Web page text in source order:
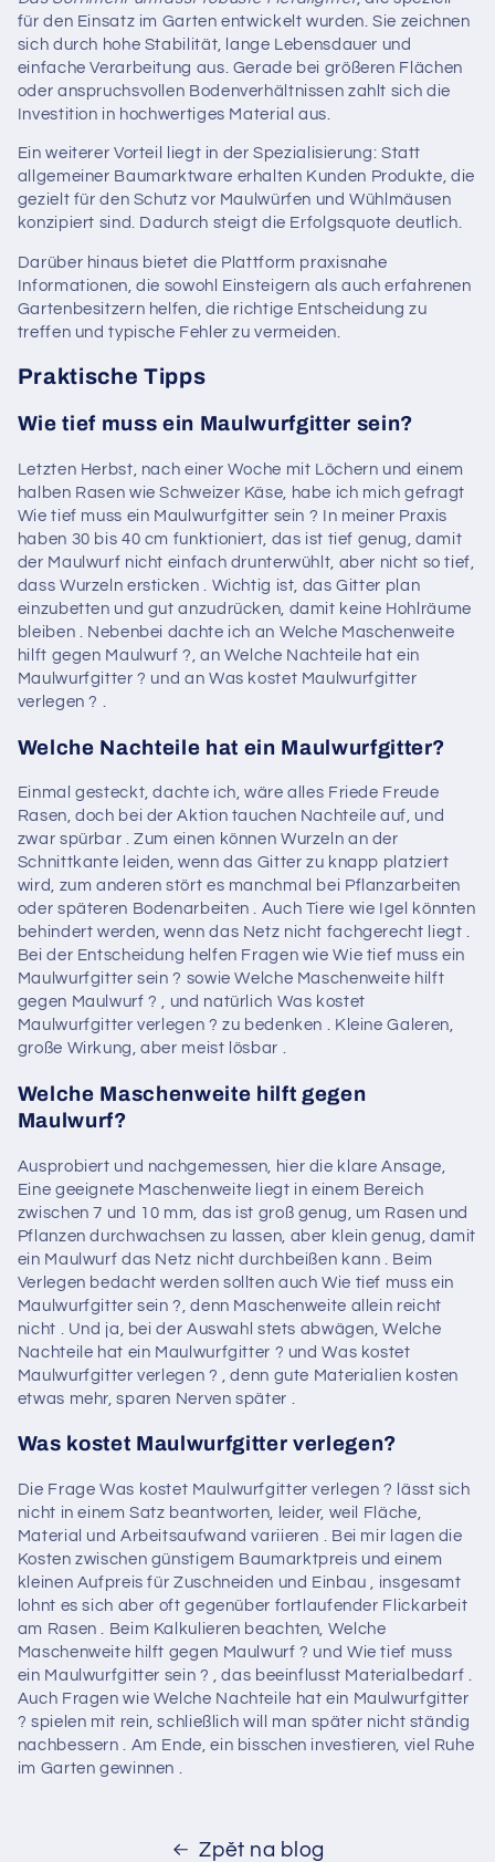
für den Einsatz im Garten entwickelt wurden. Sie zeichnen
sich durch hohe Stabilität, lange Lebensdauer und
einfache Verarbeitung aus. Gerade bei größeren Flächen
oder anspruchsvollen Bodenverhältnissen zahlt sich die
Investition in hochwertiges Material aus.
Ein weiterer Vorteil liegt in der Spezialisierung: Statt
allgemeiner Baumarktware erhalten Kunden Produkte, die
gezielt für den Schutz vor Maulwürfen und Wühlmäusen
konzipiert sind. Dadurch steigt die Erfolgsquote deutlich.
Darüber hinaus bietet die Plattform praxisnahe
Informationen, die sowohl Einsteigern als auch erfahrenen
Gartenbesitzern helfen, die richtige Entscheidung zu
treffen und typische Fehler zu vermeiden.
Praktische Tipps
Wie tief muss ein Maulwurfgitter sein?
Letzten Herbst, nach einer Woche mit Löchern und einem
halben Rasen wie Schweizer Käse, habe ich mich gefragt
Wie tief muss ein Maulwurfgitter sein ? In meiner Praxis
haben 30 bis 40 cm funktioniert, das ist tief genug, damit
der Maulwurf nicht einfach drunterwühlt, aber nicht so tief,
dass Wurzeln ersticken . Wichtig ist, das Gitter plan
einzubetten und gut anzudrücken, damit keine Hohlräume
bleiben . Nebenbei dachte ich an Welche Maschenweite
hilft gegen Maulwurf ?, an Welche Nachteile hat ein
Maulwurfgitter ? und an Was kostet Maulwurfgitter
verlegen ? .
Welche Nachteile hat ein Maulwurfgitter?
Einmal gesteckt, dachte ich, wäre alles Friede Freude
Rasen, doch bei der Aktion tauchen Nachteile auf, und
zwar spürbar . Zum einen können Wurzeln an der
Schnittkante leiden, wenn das Gitter zu knapp platziert
wird, zum anderen stört es manchmal bei Pflanzarbeiten
oder späteren Bodenarbeiten . Auch Tiere wie Igel könnten
behindert werden, wenn das Netz nicht fachgerecht liegt .
Bei der Entscheidung helfen Fragen wie Wie tief muss ein
Maulwurfgitter sein ? sowie Welche Maschenweite hilft
gegen Maulwurf ? , und natürlich Was kostet
Maulwurfgitter verlegen ? zu bedenken . Kleine Galeren,
große Wirkung, aber meist lösbar .
Welche Maschenweite hilft gegen
Maulwurf?
Ausprobiert und nachgemessen, hier die klare Ansage,
Eine geeignete Maschenweite liegt in einem Bereich
zwischen 7 und 10 mm, das ist groß genug, um Rasen und
Pflanzen durchwachsen zu lassen, aber klein genug, damit
ein Maulwurf das Netz nicht durchbeißen kann . Beim
Verlegen bedacht werden sollten auch Wie tief muss ein
Maulwurfgitter sein ?, denn Maschenweite allein reicht
nicht . Und ja, bei der Auswahl stets abwägen, Welche
Nachteile hat ein Maulwurfgitter ? und Was kostet
Maulwurfgitter verlegen ? , denn gute Materialien kosten
etwas mehr, sparen Nerven später .
Was kostet Maulwurfgitter verlegen?
Die Frage Was kostet Maulwurfgitter verlegen ? lässt sich
nicht in einem Satz beantworten, leider, weil Fläche,
Material und Arbeitsaufwand variieren . Bei mir lagen die
Kosten zwischen günstigem Baumarktpreis und einem
kleinen Aufpreis für Zuschneiden und Einbau , insgesamt
lohnt es sich aber oft gegenüber fortlaufender Flickarbeit
am Rasen . Beim Kalkulieren beachten, Welche
Maschenweite hilft gegen Maulwurf ? und Wie tief muss
ein Maulwurfgitter sein ? , das beeinflusst Materialbedarf .
Auch Fragen wie Welche Nachteile hat ein Maulwurfgitter
? spielen mit rein, schließlich will man später nicht ständig
nachbessern . Am Ende, ein bisschen investieren, viel Ruhe
im Garten gewinnen .
Zpět na blog